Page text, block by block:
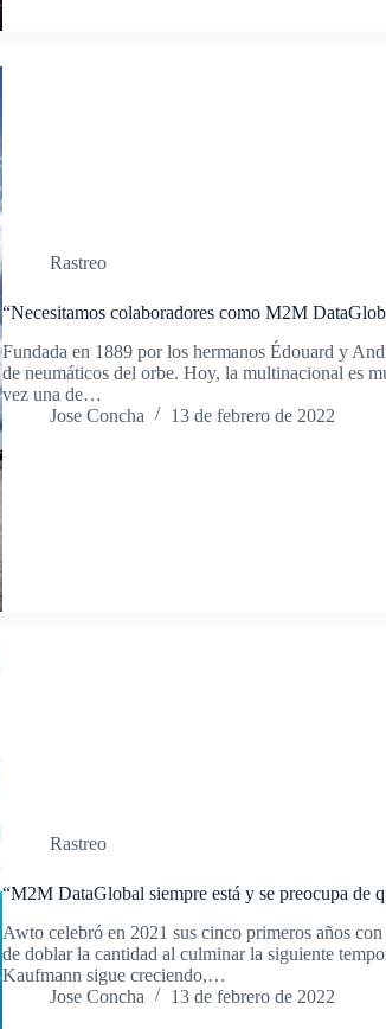
Rastreo
“Necesitamos colaboradores como M2M
Fundada en 1889 por los hermanos Édouard y
de neumáticos del orbe. Hoy, la multinacional es
vez una de…
Jose Concha
13 de febrero de 2022
Rastreo
“M2M DataGlobal siempre está y se preocupa de
Awto celebró en 2021 sus cinco primeros años
de doblar la cantidad al culminar la siguiente
Kaufmann sigue creciendo,…
Jose Concha
13 de febrero de 2022